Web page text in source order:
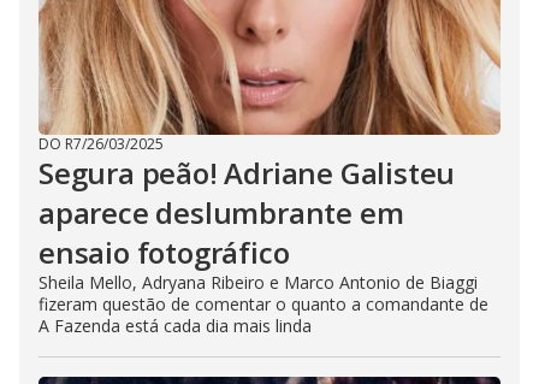
DO R7/26/03/2025
Segura peão! Adriane Galisteu
aparece deslumbrante em
ensaio fotográfico
Sheila Mello, Adryana Ribeiro e Marco Antonio de Biaggi
fizeram questão de comentar o quanto a comandante de
A Fazenda está cada dia mais linda